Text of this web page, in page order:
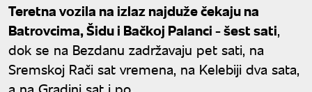
Teretna vozila na izlaz najduže čekaju na
Batrovcima, Šidu i Bačkoj Palanci - šest sati,
dok se na Bezdanu zadržavaju pet sati, na
Sremskoj Rači sat vremena, na Kelebiji dva sata,